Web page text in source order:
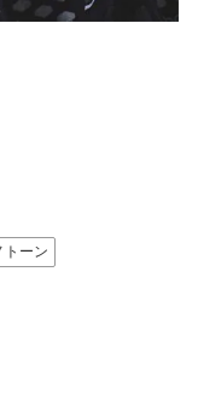
トーン